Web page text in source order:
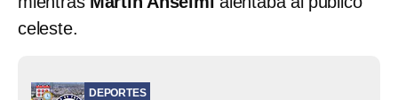
celeste.
DEPORTES